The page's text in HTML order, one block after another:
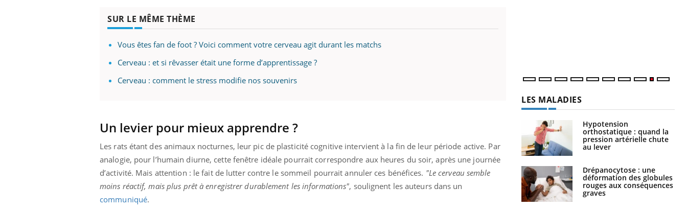
SUR LE MÊME THÈME
Vous êtes fan de foot ? Voici comment votre cerveau agit durant les matchs
Cerveau : et si rêvasser était une forme d’apprentissage ?
Cerveau : comment le stress modifie nos souvenirs
Un levier pour mieux apprendre ?
Les rats étant des animaux nocturnes, leur pic de plasticité cognitive intervient à la fin de leur période active. Par
analogie, pour l’humain diurne, cette fenêtre idéale pourrait correspondre aux heures du soir, après une journée
d’activité. Mais attention : le fait de lutter contre le sommeil pourrait annuler ces bénéfices. "Le cerveau semble
moins réactif, mais plus prêt à enregistrer durablement les informations", soulignent les auteurs dans un
communiqué.
LES MALADIES
Hypotension
orthostatique : quand la
pression artérielle chute
au lever
Drépanocytose : une
déformation des globules
rouges aux conséquences
graves